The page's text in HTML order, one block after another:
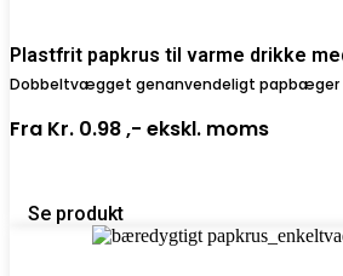
Plastfrit papkrus til varme drikke
Dobbeltvægget genanvendeligt papbæger
Fra Kr. 0.98 ,- ekskl. moms
Se produkt